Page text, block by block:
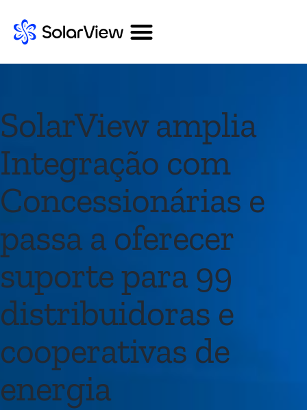
SolarView amplia
Integração com
Concessionárias e
passa a oferecer
suporte para 99
distribuidoras e
cooperativas de
energia